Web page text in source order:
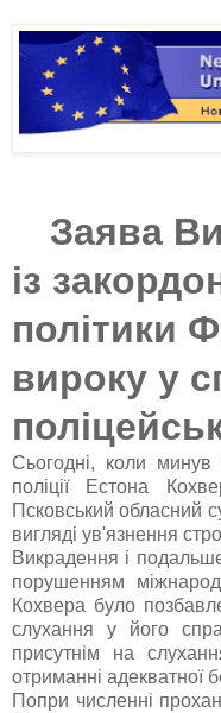
Заява
із
політики
вироку у
Сьогодні, коли минув
поліції Естона
Псковський обласний
вигляді ув'язнення
Викрадення і
порушенням
Кохвера було
слухання у його
присутнім на
отриманні адекватної
Попри численні